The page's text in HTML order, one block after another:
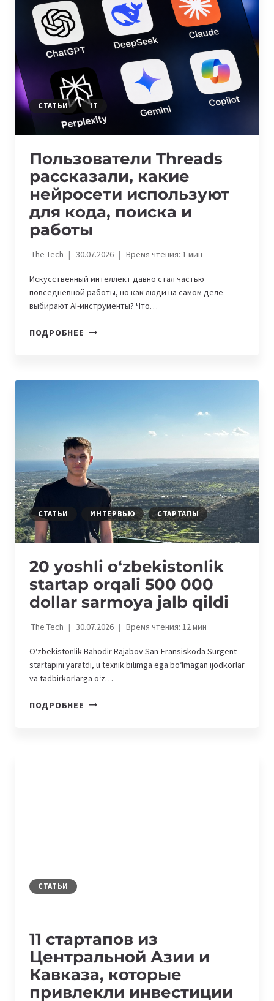
СРАВНЕНИЕ
ФЛАГМАНОВ
ИИ
2026
СТАТЬИ IT
Пользователи Threads
рассказали, какие
нейросети используют
для кода, поиска и
работы
The Tech 30.07.2026 Время чтения: 1мин
Искусственный интеллект давно стал частью
повседневной работы, но как люди на самом деле
выбирают AI-инструменты? Что…
ПОДРОБНЕЕ ПОЛЬЗОВАТЕЛИ
ПОИСКА
И
РАБОТЫ
СТАТЬИ ИНТЕРВЬЮ СТАРТАПЫ
20 yoshli o‘zbekistonlik
startap orqali 500 000
dollar sarmoya jalb qildi
The Tech 30.07.2026 Время чтения: 12мин
O‘zbekistonlik Bahodir Rajabov San-Fransiskoda Surgent
startapini yaratdi, u texnik bilimga ega bo‘lmagan ijodkorlar
va tadbirkorlarga o‘z…
ПОДРОБНЕЕ 20
СТАТЬИ
11 стартапов из
Центральной Азии и
Кавказа, которые
привлекли инвестиции